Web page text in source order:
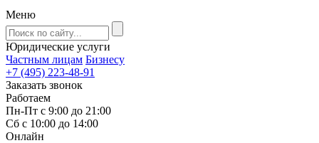
Меню
Юридические услуги
Частным лицам Бизнесу
+7 (495) 223-48-91
Заказать звонок
Работаем
Пн-Пт с 9:00 до 21:00
Сб с 10:00 до 14:00
Онлайн